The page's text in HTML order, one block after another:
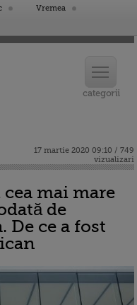
Vremea
17 martie 2020 09:10 / 749
vizualizari
mai mare
de
De ce a fost